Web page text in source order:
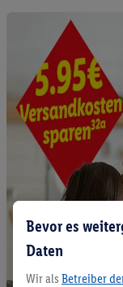
Bevor es
Daten
Wir als Betreiber